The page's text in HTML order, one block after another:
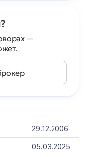
29.12.2006
05.03.2025
—